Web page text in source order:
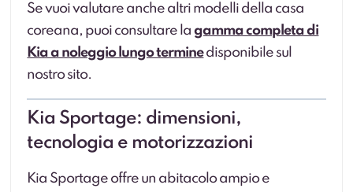
Se vuoi valutare anche altri modelli della casa
coreana, puoi consultare lagamma completa di
Kia a noleggio lungo terminedisponibile sul
nostro sito.
Kia Sportage: dimensioni,
tecnologia e motorizzazioni
Kia Sportage offre un abitacolo ampio e